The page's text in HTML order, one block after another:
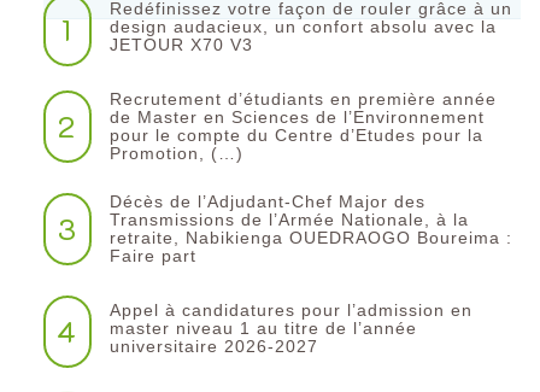
1
Redéfinissez votre façon de rouler grâce à un
design audacieux, un confort absolu avec la
JETOUR X70 V3
2
Recrutement d’étudiants en première année
de Master en Sciences de l’Environnement
pour le compte du Centre d’Etudes pour la
Promotion, (…)
3
Décès de l’Adjudant-Chef Major des
Transmissions de l’Armée Nationale, à la
retraite, Nabikienga OUEDRAOGO Boureima :
Faire part
4
Appel à candidatures pour l’admission en
master niveau 1 au titre de l’année
universitaire 2026-2027